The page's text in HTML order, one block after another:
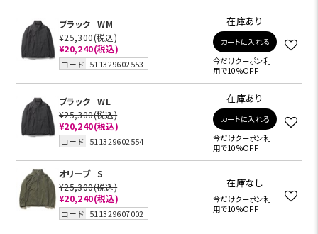
ブラック
WM
¥25,300(税込)
¥20,240(税込)
コード 511329602553
在庫あり
カートに入れる
今だけクーポン利
用で10%OFF
ブラック
WL
¥25,300(税込)
¥20,240(税込)
コード 511329602554
在庫あり
カートに入れる
今だけクーポン利
用で10%OFF
オリーブ S
¥25,300(税込)
¥20,240(税込)
コード 511329607002
在庫なし
今だけクーポン利
用で10%OFF